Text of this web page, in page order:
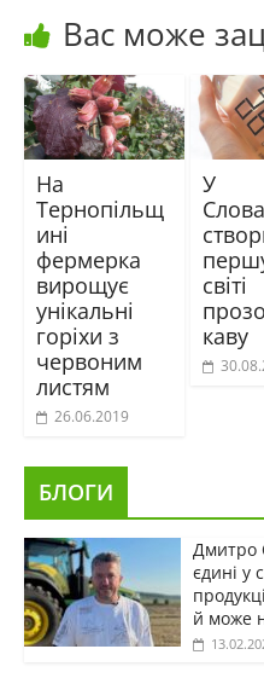
Вас може
На
Тернопільщ
ині
фермерка
вирощує
унікальні
горіхи з
червоним
листям
26.06.2019
У
світі
каву
БЛОГИ
Дмитро
єдині у
й може